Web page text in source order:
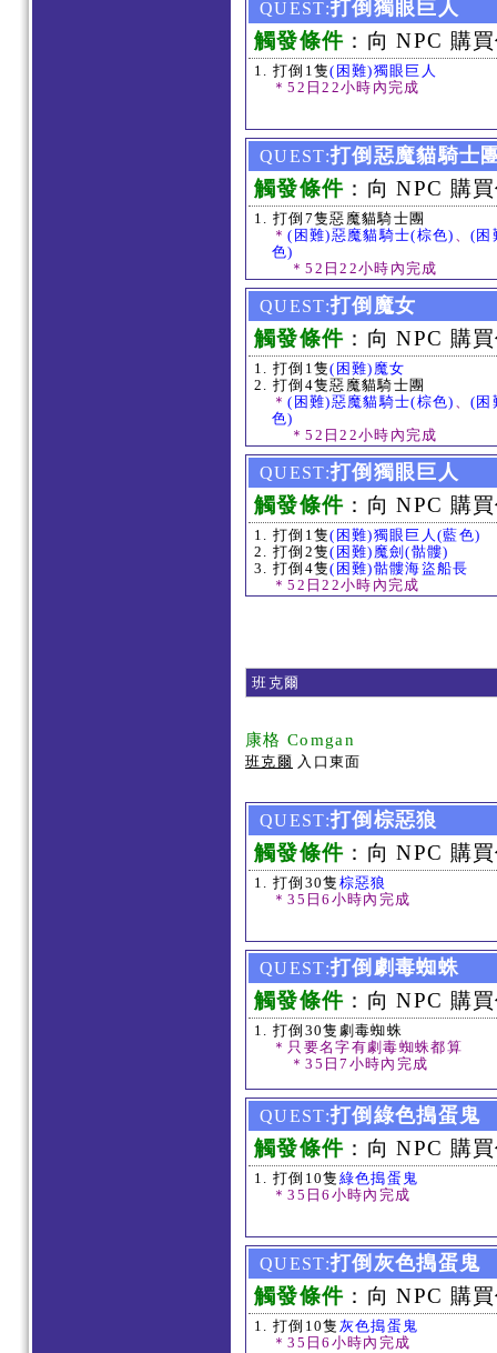
QUEST:打倒獨眼巨人
觸發條件 ：向 NPC 購
打倒1隻(困難)獨眼巨人
＊52日22小時內完成
QUEST:打倒惡魔貓騎士
觸發條件 ：向 NPC 購
打倒7隻惡魔貓騎士團
＊(困難)惡魔貓騎士(棕色) 、(困
色)
＊52日22小時內完成
QUEST:打倒魔女
觸發條件 ：向 NPC 購
打倒1隻(困難)魔女
打倒4隻惡魔貓騎士團
＊(困難)惡魔貓騎士(棕色) 、(困
色)
＊52日22小時內完成
QUEST:打倒獨眼巨人
觸發條件 ：向 NPC 購
打倒1隻(困難)獨眼巨人(藍色)
打倒2隻(困難)魔劍(骷髏)
打倒4隻(困難)骷髏海盜船長
＊52日22小時內完成
班克爾
康格 Comgan
班克爾 入口東面
QUEST:打倒棕惡狼
觸發條件 ：向 NPC 購
打倒30隻 棕惡狼
＊35日6小時內完成
QUEST:打倒劇毒蜘蛛
觸發條件 ：向 NPC 購
打倒30隻劇毒蜘蛛
＊只要名字有劇毒蜘蛛都算
＊35日7小時內完成
QUEST:打倒綠色搗蛋鬼
觸發條件 ：向 NPC 購
打倒10隻 綠色搗蛋鬼
＊35日6小時內完成
QUEST:打倒灰色搗蛋鬼
觸發條件 ：向 NPC 購
打倒10隻 灰色搗蛋鬼
＊35日6小時內完成